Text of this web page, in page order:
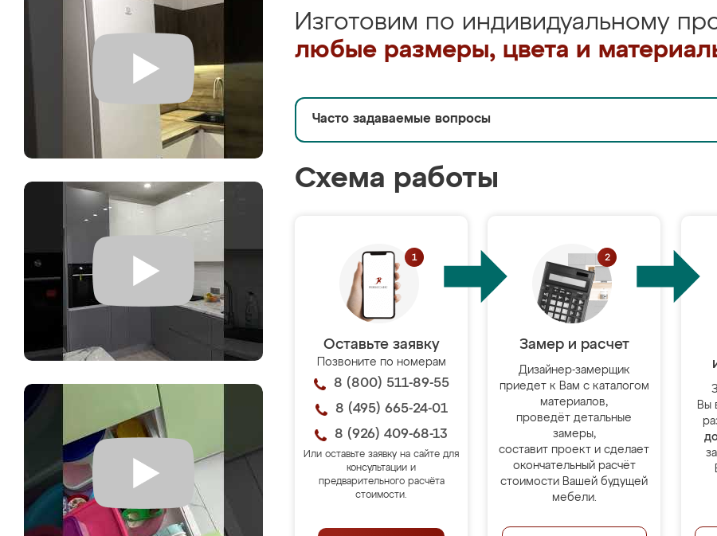
Изготовим по индивидуальному
любые размеры, цвета и
Часто задаваемые вопросы
Схема работы
Оставьте заявку
Позвоните по номерам
8 (800) 511-89-55
8 (495) 665-24-01
8 (926) 409-68-13
Или оставьте заявку на сайте для
консультации и
предварительного расчёта
стоимости.
Замер и расчет
Дизайнер-замерщик
приедет к Вам с каталогом
материалов,
проведёт детальные
замеры,
составит проект и сделает
окончательный расчёт
стоимости Вашей будущей
мебели.
Вы